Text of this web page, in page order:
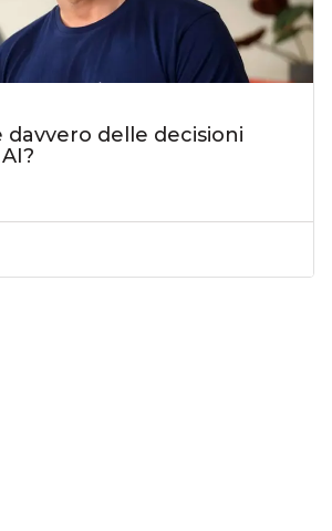
davvero delle decisioni